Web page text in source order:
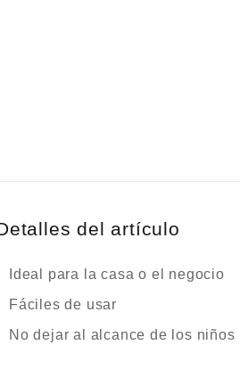
del artículo
Ideal para la casa o el negocio
Fáciles de usar
No dejar al alcance de los niños